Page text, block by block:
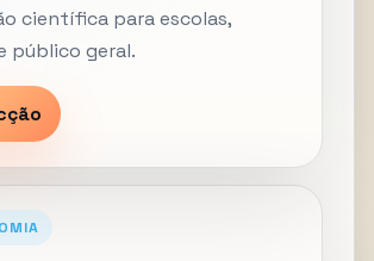
científica para escolas,
público geral.